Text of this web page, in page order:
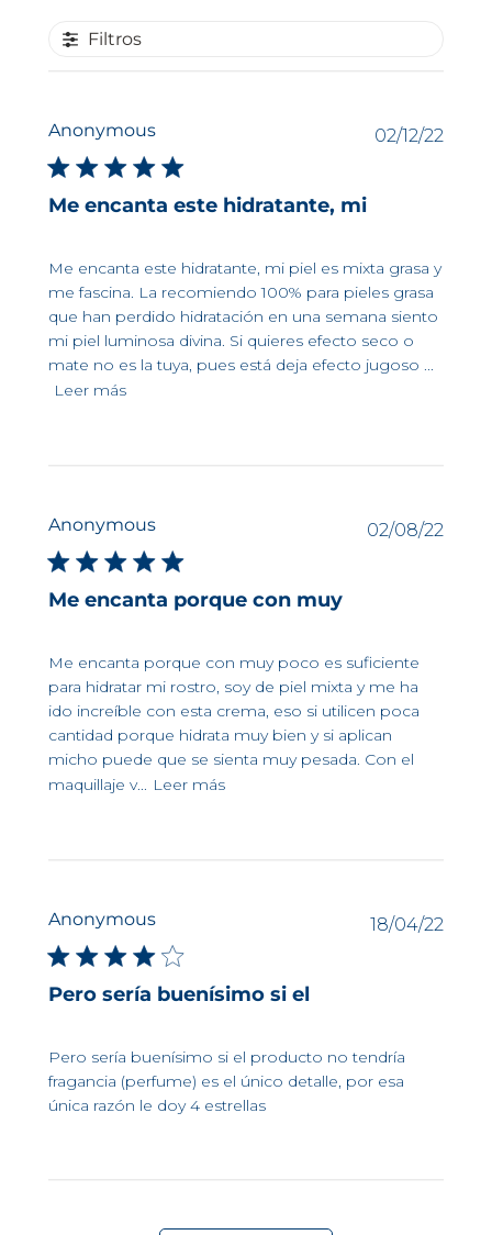
Filtros
Anonymous
Me encanta este hidratante, mi
Me encanta este hidratante, mi piel es mixta grasa y
me fascina. La recomiendo 100% para pieles grasa
que han perdido hidratación en una semana siento
mi piel luminosa divina. Si quieres efecto seco o
mate no es la tuya, pues está deja efecto jugoso ...
Leer más
02/12/22
Anonymous
Me encanta porque con muy
Me encanta porque con muy poco es suficiente
para hidratar mi rostro, soy de piel mixta y me ha
ido increíble con esta crema, eso si utilicen poca
cantidad porque hidrata muy bien y si aplican
micho puede que se sienta muy pesada. Con el
maquillaje v... Leer más
02/08/22
Anonymous
Pero sería buenísimo si el
Pero sería buenísimo si el producto no tendría
fragancia (perfume) es el único detalle, por esa
única razón le doy 4 estrellas
18/04/22